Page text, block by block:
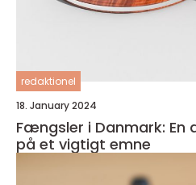
redaktionel
18. January 2024
Fængsler i Danmark: En
på et vigtigt emne